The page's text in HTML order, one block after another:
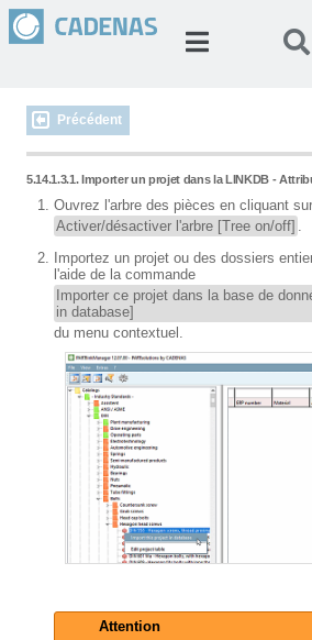
Précédent
5.14.1.3.1. Importer un projet dans la LINKDB -
Ouvrez l'arbre des pièces en cliquant
Activer/désactiver l'arbre [Tree on/off] .
Importez un projet ou des dossiers
l'aide de la commande
Importer ce projet dans la base de
in database]
du menu contextuel.
Attention